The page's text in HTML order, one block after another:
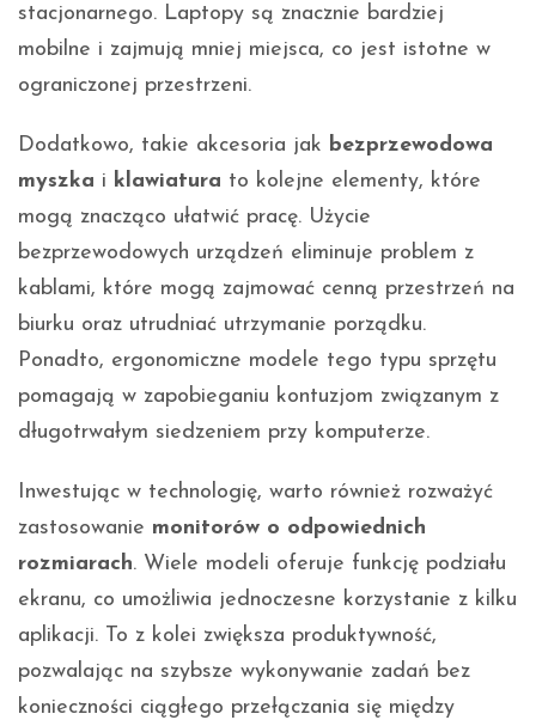
stacjonarnego. Laptopy są znacznie bardziej
mobilne i zajmują mniej miejsca, co jest istotne w
ograniczonej przestrzeni.
Dodatkowo, takie akcesoria jak bezprzewodowa
myszka i klawiatura to kolejne elementy, które
mogą znacząco ułatwić pracę. Użycie
bezprzewodowych urządzeń eliminuje problem z
kablami, które mogą zajmować cenną przestrzeń na
biurku oraz utrudniać utrzymanie porządku.
Ponadto, ergonomiczne modele tego typu sprzętu
pomagają w zapobieganiu kontuzjom związanym z
długotrwałym siedzeniem przy komputerze.
Inwestując w technologię, warto również rozważyć
zastosowanie monitorów o odpowiednich
rozmiarach. Wiele modeli oferuje funkcję podziału
ekranu, co umożliwia jednoczesne korzystanie z kilku
aplikacji. To z kolei zwiększa produktywność,
pozwalając na szybsze wykonywanie zadań bez
konieczności ciągłego przełączania się między